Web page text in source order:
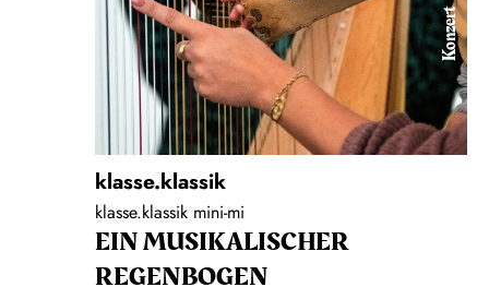
Konzert
klasse.klassik
klasse.klassik mini-mi
EIN MUSIKALISCHER
REGENBOGEN